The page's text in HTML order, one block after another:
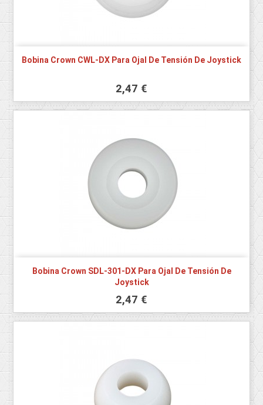
Bobina Crown CWL-DX Para Ojal De Tensión De Joystick
2,47 €
Bobina Crown SDL-301-DX Para Ojal De Tensión De
Joystick
2,47 €